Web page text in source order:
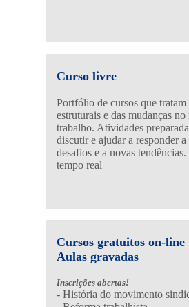
Curso livre
Portfólio de cursos que tratam
estruturais e das mudanças
trabalho. Atividades
discutir e ajudar a responder
desafios e a novas
tempo real
Cursos gratuitos on-line
Aulas gravadas
Inscrições abertas!
- História do movimento